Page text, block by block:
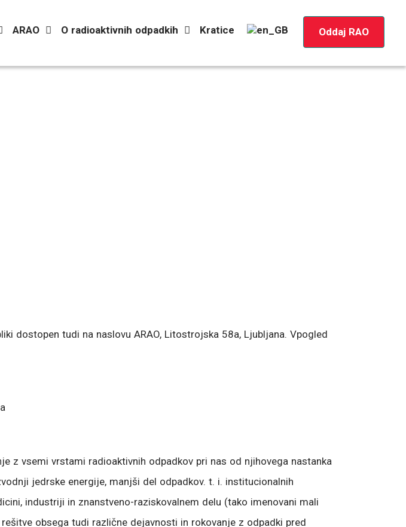
ARAO O radioaktivnih odpadkih Kratice Oddaj RAO
dostopen tudi na naslovu ARAO, Litostrojska 58a, Ljubljana. Vpogled
z vsemi vrstami radioaktivnih odpadkov pri nas od njihovega nastanka
jedrske energije, manjši del odpadkov. t. i. institucionalnih
industriji in znanstveno-raziskovalnem delu (tako imenovani mali
obsega tudi različne dejavnosti in rokovanje z odpadki pred